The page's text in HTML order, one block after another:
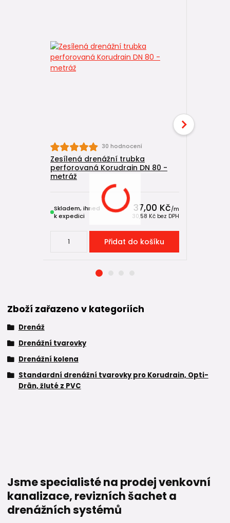
30 hodnocení
Zesílená drenážní trubka
perforovaná Korudrain DN 80 -
metráž
37,00 Kč/m
30,58 Kč bez DPH
Skladem, ihned
k expedici
Přidat do košíku
Zboží zařazeno v kategoriích
Drenáž
Drenážní tvarovky
Drenážní kolena
Standardní drenážní tvarovky pro Korudrain, Opti-
Drän, žluté z PVC
Jsme specialisté na prodej venkovní
kanalizace, revizních šachet a
drenážních systémů